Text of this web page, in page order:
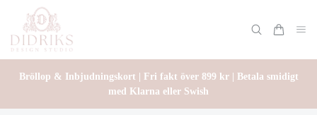
Bröllop & Inbjudningskort | Fri fakt över 899 kr | Betala smidigt
med Klarna eller Swish